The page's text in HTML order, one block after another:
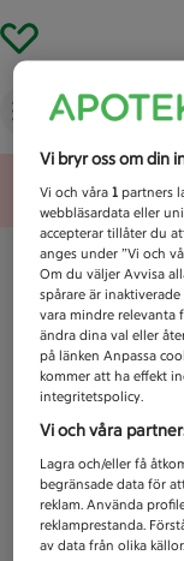
Vad letar
Vi bryr oss om din
Vi och våra1 partners
webbläsardata eller
accepterar tillåter du
anges under ”Vi och
Om du väljer Avvisa
spårare är
vara mindre relevanta
ändra dina val eller
på länken Anpassa
kommer att ha effekt
integritetspolicy.
Vi och våra
Lagra och/eller få
begränsade data för
reklam. Använda
reklamprestanda.
av data från olika